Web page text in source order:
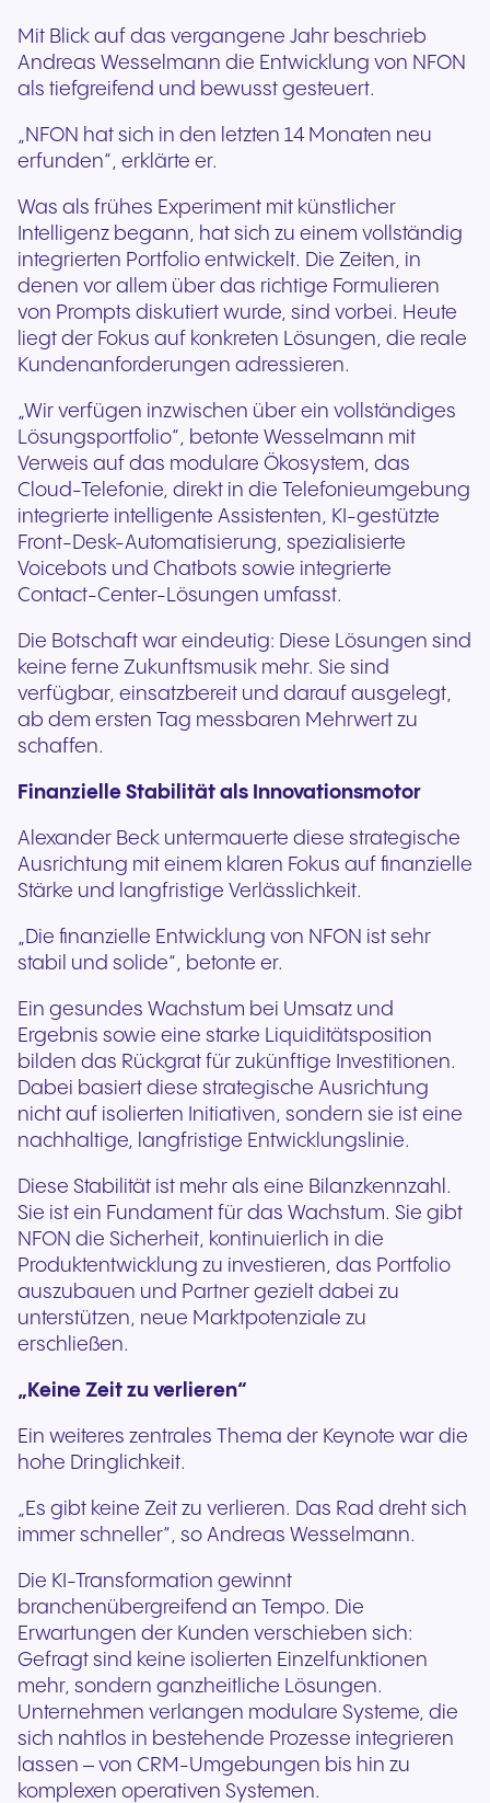
Mit Blick auf das vergangene Jahr beschrieb
Andreas Wesselmann die Entwicklung von NFON
als tiefgreifend und bewusst gesteuert.
„NFON hat sich in den letzten 14 Monaten neu
erfunden“, erklärte er.
Was als frühes Experiment mit künstlicher
Intelligenz begann, hat sich zu einem vollständig
integrierten Portfolio entwickelt. Die Zeiten, in
denen vor allem über das richtige Formulieren
von Prompts diskutiert wurde, sind vorbei. Heute
liegt der Fokus auf konkreten Lösungen, die reale
Kundenanforderungen adressieren.
„Wir verfügen inzwischen über ein vollständiges
Lösungsportfolio“, betonte Wesselmann mit
Verweis auf das modulare Ökosystem, das
Cloud-Telefonie, direkt in die Telefonieumgebung
integrierte intelligente Assistenten, KI-gestützte
Front-Desk-Automatisierung, spezialisierte
Voicebots und Chatbots sowie integrierte
Contact-Center-Lösungen umfasst.
Die Botschaft war eindeutig: Diese Lösungen sind
keine ferne Zukunftsmusik mehr. Sie sind
verfügbar, einsatzbereit und darauf ausgelegt,
ab dem ersten Tag messbaren Mehrwert zu
schaffen.
Finanzielle Stabilität als Innovationsmotor
Alexander Beck untermauerte diese strategische
Ausrichtung mit einem klaren Fokus auf finanzielle
Stärke und langfristige Verlässlichkeit.
„Die finanzielle Entwicklung von NFON ist sehr
stabil und solide“, betonte er.
Ein gesundes Wachstum bei Umsatz und
Ergebnis sowie eine starke Liquiditätsposition
bilden das Rückgrat für zukünftige Investitionen.
Dabei basiert diese strategische Ausrichtung
nicht auf isolierten Initiativen, sondern sie ist eine
nachhaltige, langfristige Entwicklungslinie.
Diese Stabilität ist mehr als eine Bilanzkennzahl.
Sie ist ein Fundament für das Wachstum. Sie gibt
NFON die Sicherheit, kontinuierlich in die
Produktentwicklung zu investieren, das Portfolio
auszubauen und Partner gezielt dabei zu
unterstützen, neue Marktpotenziale zu
erschließen.
„Keine Zeit zu verlieren“
Ein weiteres zentrales Thema der Keynote war die
hohe Dringlichkeit.
„Es gibt keine Zeit zu verlieren. Das Rad dreht sich
immer schneller“, so Andreas Wesselmann.
Die KI-Transformation gewinnt
branchenübergreifend an Tempo. Die
Erwartungen der Kunden verschieben sich:
Gefragt sind keine isolierten Einzelfunktionen
mehr, sondern ganzheitliche Lösungen.
Unternehmen verlangen modulare Systeme, die
sich nahtlos in bestehende Prozesse integrieren
lassen – von CRM-Umgebungen bis hin zu
komplexen operativen Systemen.